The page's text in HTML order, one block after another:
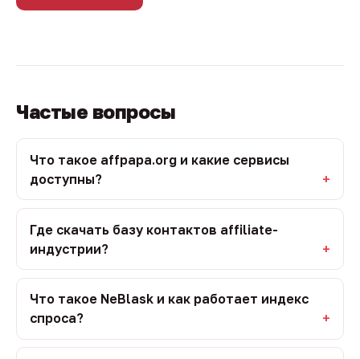
Частые вопросы
Что такое affpapa.org и какие сервисы
доступны?
Где скачать базу контактов affiliate-
индустрии?
Что такое NeBlask и как работает индекс
спроса?